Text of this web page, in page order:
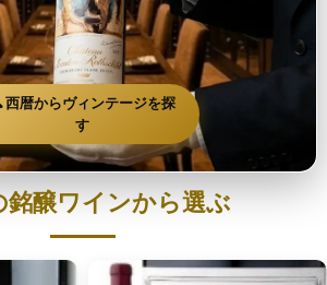
西暦からヴィンテージを探
す
銘醸ワインから選ぶ